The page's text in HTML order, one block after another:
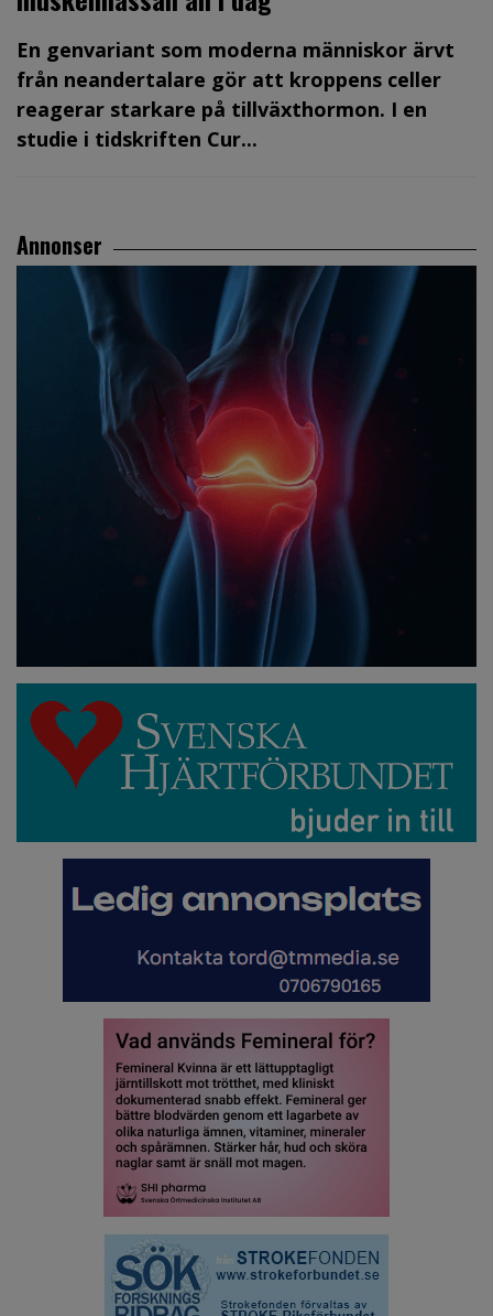
En genvariant som moderna människor ärvt
från neandertalare gör att kroppens celler
reagerar starkare på tillväxthormon. I en
studie i tidskriften Cur...
Annonser